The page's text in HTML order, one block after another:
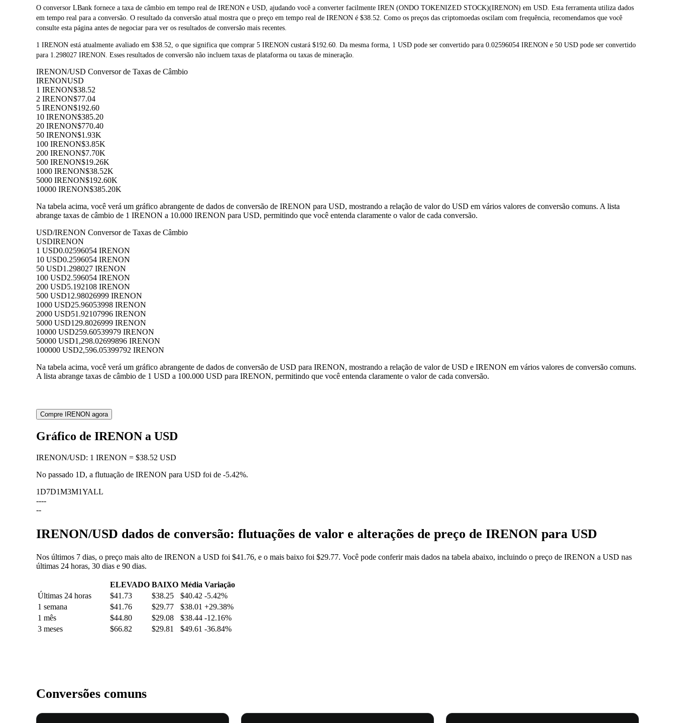
O conversor LBank fornece a taxa de câmbio em tempo real de IRENON e USD, ajudando você a converter facilmente IREN (ONDO TOKENIZED STOCK)(IRENON) em USD. Esta ferramenta utiliza dados
em tempo real para a conversão. O resultado da conversão atual mostra que o preço em tempo real de IRENON é $38.52. Como os preços das criptomoedas oscilam com frequência, recomendamos que você
consulte esta página antes de negociar para ver os resultados de conversão mais recentes.
1 IRENON está atualmente avaliado em $38.52, o que significa que comprar 5 IRENON custará $192.60. Da mesma forma, 1 USD pode ser convertido para 0.02596054 IRENON e 50 USD pode ser convertido
para 1.298027 IRENON. Esses resultados de conversão não incluem taxas de plataforma ou taxas de mineração.
IRENON/USD Conversor de Taxas de Câmbio
IRENONUSD
1 IRENON$38.52
2 IRENON$77.04
5 IRENON$192.60
10 IRENON$385.20
20 IRENON$770.40
50 IRENON$1.93K
100 IRENON$3.85K
200 IRENON$7.70K
500 IRENON$19.26K
1000 IRENON$38.52K
5000 IRENON$192.60K
10000 IRENON$385.20K
Na tabela acima, você verá um gráfico abrangente de dados de conversão de IRENON para USD, mostrando a relação de valor do USD em vários valores de conversão comuns. A lista
abrange taxas de câmbio de 1 IRENON a 10.000 IRENON para USD, permitindo que você entenda claramente o valor de cada conversão.
USD/IRENON Conversor de Taxas de Câmbio
USDIRENON
1 USD0.02596054 IRENON
10 USD0.2596054 IRENON
50 USD1.298027 IRENON
100 USD2.596054 IRENON
200 USD5.192108 IRENON
500 USD12.98026999 IRENON
1000 USD25.96053998 IRENON
2000 USD51.92107996 IRENON
5000 USD129.8026999 IRENON
10000 USD259.60539979 IRENON
50000 USD1,298.02699896 IRENON
100000 USD2,596.05399792 IRENON
Na tabela acima, você verá um gráfico abrangente de dados de conversão de USD para IRENON, mostrando a relação de valor de USD e IRENON em vários valores de conversão comuns.
A lista abrange taxas de câmbio de 1 USD a 100.000 USD para IRENON, permitindo que você entenda claramente o valor de cada conversão.
Compre IRENON agora
Gráfico de IRENON a USD
IRENON/USD: 1 IRENON = $38.52 USD
No passado 1D, a flutuação de IRENON para USD foi de -5.42%.
1D7D1M3M1YALL
----
--
IRENON/USD dados de conversão: flutuações de valor e alterações de preço de IRENON para USD
Nos últimos 7 dias, o preço mais alto de IRENON a USD foi $41.76, e o mais baixo foi $29.77. Você pode conferir mais dados na tabela abaixo, incluindo o preço de IRENON a USD nas
últimas 24 horas, 30 dias e 90 dias.
ELEVADO BAIXO Média Variação
Últimas 24 horas
$41.73 $38.25 $40.42 -5.42%
1 semana
$41.76 $29.77 $38.01 +29.38%
1 mês
$44.80 $29.08 $38.44 -12.16%
3 meses
$66.82 $29.81 $49.61 -36.84%
Conversões comuns